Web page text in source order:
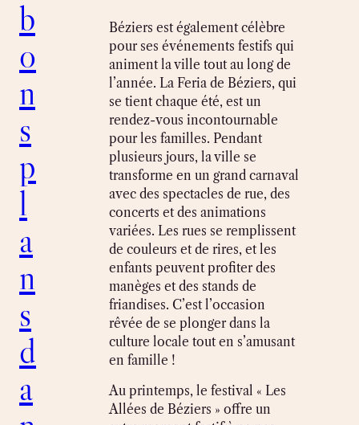
b
o
n
s
p
l
a
n
s
d
a
Béziers est également célèbre
pour ses événements festifs qui
animent la ville tout au long de
l’année. La Feria de Béziers, qui
se tient chaque été, est un
rendez-vous incontournable
pour les familles. Pendant
plusieurs jours, la ville se
transforme en un grand carnaval
avec des spectacles de rue, des
concerts et des animations
variées. Les rues se remplissent
de couleurs et de rires, et les
enfants peuvent profiter des
manèges et des stands de
friandises. C’est l’occasion
rêvée de se plonger dans la
culture locale tout en s’amusant
en famille !
Au printemps, le festival « Les
Allées de Béziers » offre un